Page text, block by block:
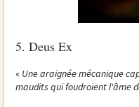
5. Deus Ex
« Une araignée mécanique
maudits qui foudroient l'âme